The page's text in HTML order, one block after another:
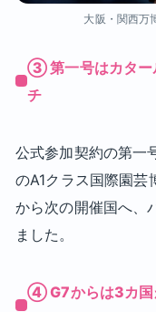
大阪・関西万
③ 第一号はカター
チ
公式参加契約の第一
のA1クラス国際園芸
から次の開催国へ、
ました。
④ G7からは3カ国